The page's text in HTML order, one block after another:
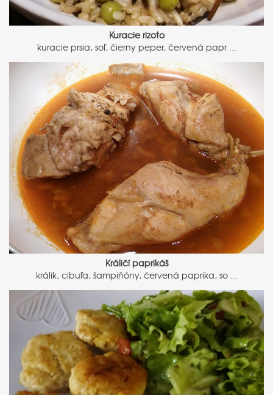
Kuracie rizoto
kuracie prsia, soľ, čierny peper, červená papr ...
Králičí paprikáš
králik, cibuľa, šampiňóny, červená paprika, so ...